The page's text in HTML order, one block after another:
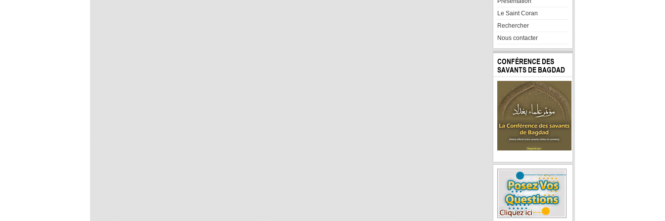
Le Saint Coran
Rechercher
Nous contacter
CONFÉRENCE DES
SAVANTS DE BAGDAD